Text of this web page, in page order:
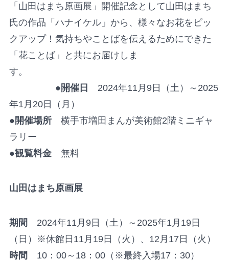
「山田はまち原画展」開催記念として山田はまち
氏の作品「ハナイケル」から、様々なお花をピッ
クアップ！気持ちやことばを伝えるためにできた
「花ことば」と共にお届けしま
す。
●開催日
2024年11月9日（土）～2025
年1月20日（月）
●開催場所横手市増田まんが美術館2階ミニギャ
ラリー
●観覧料金無料
山田はまち原画展
期間 2024年11月9日（土）～2025年1月19日
（日）※休館日11月19日（火）、12月17日（火）
時間 10：00～18：00（※最終入場17：30）